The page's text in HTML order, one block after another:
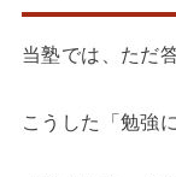
当塾では、ただ
こうした「勉強